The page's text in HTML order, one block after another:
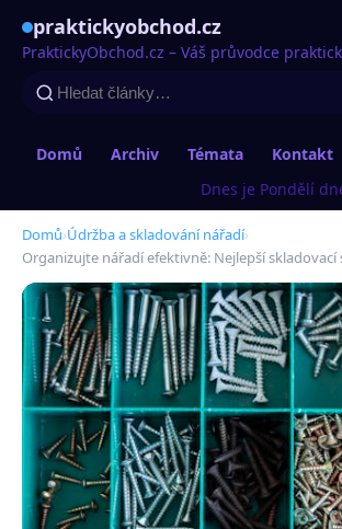
praktickyobchod.cz
PraktickyObchod.cz – Váš průvodce
Domů Archiv Témata
Kontakt
Dnes je Pondělí
Domů›Údržba a skladování nářadí›
Organizujte nářadí efektivně: Nejlepší